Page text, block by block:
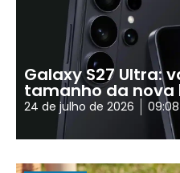
Galaxy S27 Ultra:
tamanho da
24 de julho de 2026 09:08